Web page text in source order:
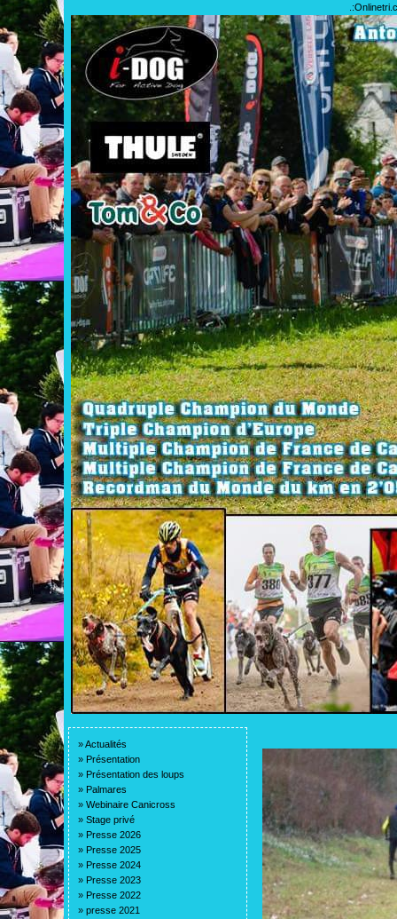
.:
»Actualités
» Présentation
» Présentation des loups
» Palmares
» Webinaire Canicross
» Stage privé
» Presse 2026
» Presse 2025
» Presse 2024
» Presse 2023
» Presse 2022
» presse 2021